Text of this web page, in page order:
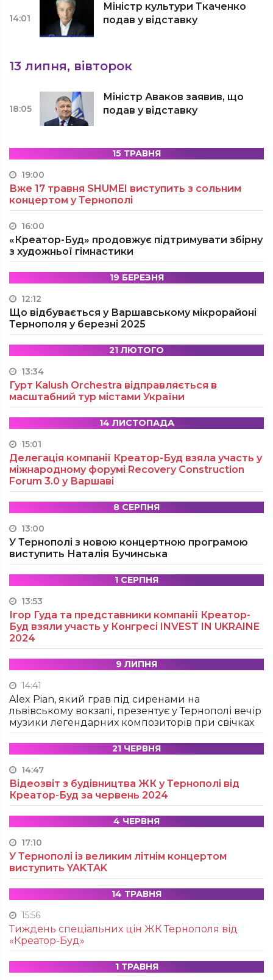
14:01
Міністр культури Ткаченко
подав у відставку
13 липня, вівторок
18:05
Міністр Аваков заявив, що
подав у відставку
15 ТРАВНЯ
19:00
Вже 17 травня SHUMEI виступить з сольним
концертом у Тернополі
16:00
«Креатор-Буд» продовжує підтримувати збірну
з художньої гімнастики
19 БЕРЕЗНЯ
12:12
Що відбувається у Варшавському мікрорайоні
Тернополя у березні 2025
21 ЛЮТОГО
13:34
Гурт Kalush Orchestra відправляється в
масштабний тур містами України
14 ЛИСТОПАДА
15:01
Делегація компанії Креатор-Буд взяла участь у
міжнародному форумі Recovery Construction
Forum 3.0 у Варшаві
8 СЕРПНЯ
13:00
У Тернополі з новою концертною програмою
виступить Наталія Бучинська
1 СЕРПНЯ
13:53
Ігор Гуда та представники компанії Креатор-
Буд взяли участь у Конгресі INVEST IN UKRAINE
2024
9 ЛИПНЯ
14:41
Alex Pian, який грав під сиренами на
львівському вокзалі, презентує у Тернополі вечір
музики легендарних композиторів при свічках
21 ЧЕРВНЯ
14:47
Відеозвіт з будівництва ЖК у Тернополі від
Креатор-Буд за червень 2024
4 ЧЕРВНЯ
17:10
У Тернополі із великим літнім концертом
виступить YAKTAK
14 ТРАВНЯ
15:56
Тиждень спеціальних цін ЖК Тернополя від
«Креатор-Буд»
1 ТРАВНЯ